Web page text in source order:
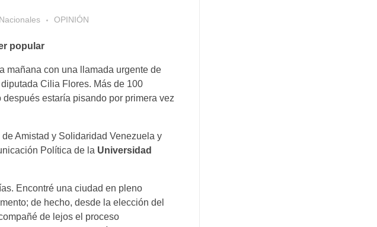
Nacionales OPINIÓN
popular
mañana con una llamada urgente de
Cilia Flores. Más de 100
estaría pisando por primera vez
Amistad y Solidaridad Venezuela y
Política de la Universidad
Encontré una ciudad en pleno
de hecho, desde la elección del
de lejos el proceso